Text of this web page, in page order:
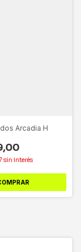
Arcadia H
sin interés